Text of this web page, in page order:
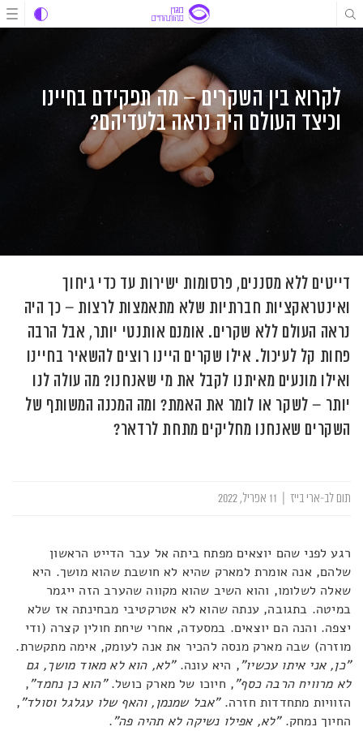
דלג
לתוכן
דלג
דלג
לקרוא בין השקרים – מה תפקידם בחיינו
וכיצד העולם היה נראה בלעדיהם?
דייטים ללא מסננים, פרסומות ישירות עד כדי גיחוך
ואינטראקציות חברתיות שלא מתאמצות לרצות – כך היה
נראה העולם ללא שקרים. אומנם אותנטי יותר, אבל הרבה
פחות קל לעיכול. אילו שקרים היינו רוצים להשאיר בחיינו
ואילו מונעים מאיתנו לקבל את מי שאנחנו? מה עולה לנו
יותר – לשקר או לומר את האמת? ומה המכנה המשותף של
השקרים שאנחנו מחליקים מתחת לרדאר?
תום לב-ארי בייז
רגע לפני שהם יוצאים מפתח ביתה אל עבר הדייט הראשון
שלהם, אנה אומרת למארק שהיא לא חושבת שהוא מושך. היא
שאלה לשלומו, והוא השיב שהוא מקווה שהערב הזה ייגמר
במיטה. בתגובה, ענתה שהוא לא אטרקטיבי מבחינתה אז שלא
יצפה. והנה הם יוצאים. במסעדה, אחרי שיחת חולין קצרה (ודי
מוזרה) שבה מארק מנסה להכיר את אנה לעומק, אימה מתקשרת.
"כן, אני איתו עכשיו", היא עונה."לא, הוא לא מאוד מושך, גם
לא מרוויח הרבה כסף", חיוכו של מארק כושל."הוא כן נחמד",
הזוויות מתחדדות חזרה."אבל שמנמן, והאף שלו עגלגל וסולד",
החיוך נמחק."לא, אפילו נשיקה לא תהיה פה".